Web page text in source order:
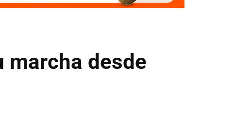
marcha desde